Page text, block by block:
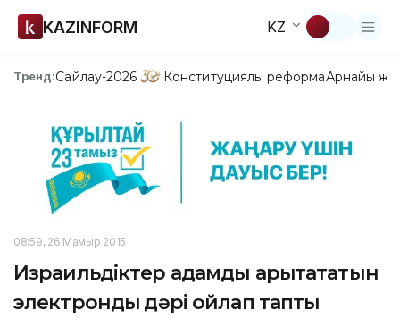
KAZINFORM KZ
Тренд:Сайлау-2026 Конституциялық реформаАрнайы
08:59, 26 Мамыр 2015
Израильдіктер адамды арықтататын
электрондық дәрі ойлап тапты